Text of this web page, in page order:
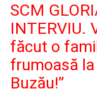
SCM
INTERVIU.
făcut o
frumoasă
Buzău!”